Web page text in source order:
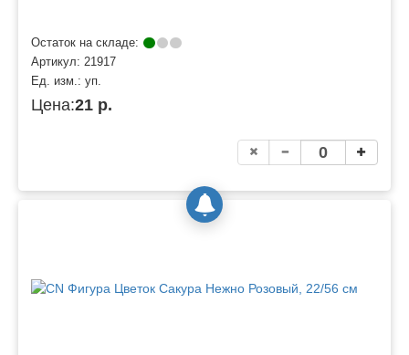
Остаток на складе:
Артикул: 21917
Ед. изм.: уп.
Цена:21 р.